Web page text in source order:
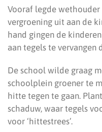
Vooraf legde
vergroening uit aan de
hand gingen de
aan tegels te vervangen
De school wilde graag
schoolplein groener te
hitte tegen te gaan.
schaduw, waar tegels
voor ‘hittestrees’.